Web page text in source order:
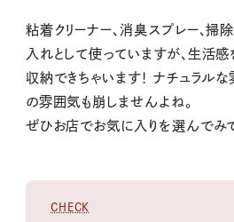
粘着クリーナー、消臭スプレー、掃
入れとして使っていますが、生活感
収納できちゃいます！ ナチュラル
の雰囲気も崩しませんよね。
ぜひお店でお気に入りを選んでみて
CHECK